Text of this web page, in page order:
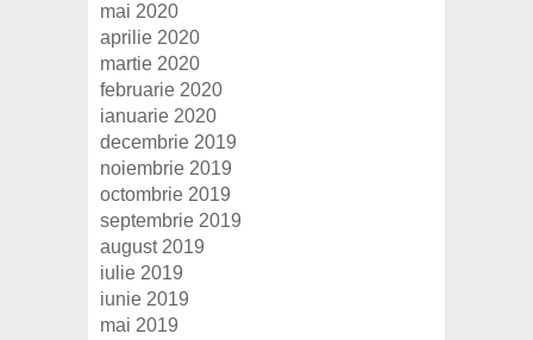
mai 2020
aprilie 2020
martie 2020
februarie 2020
ianuarie 2020
decembrie 2019
noiembrie 2019
octombrie 2019
septembrie 2019
august 2019
iulie 2019
iunie 2019
mai 2019